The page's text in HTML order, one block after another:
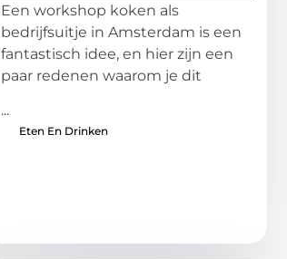
Een workshop koken als
bedrijfsuitje in Amsterdam is een
fantastisch idee, en hier zijn een
paar redenen waarom je dit
...
Eten En Drinken